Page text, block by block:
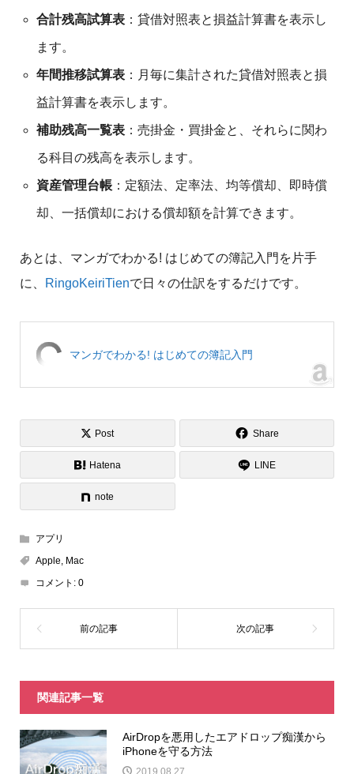
合計残高試算表：貸借対照表と損益計算書を表示し
ます。
年間推移試算表：月毎に集計された貸借対照表と損
益計算書を表示します。
補助残高一覧表：売掛金・買掛金と、それらに関わ
る科目の残高を表示します。
資産管理台帳：定額法、定率法、均等償却、即時償
却、一括償却における償却額を計算できます。
あとは、マンガでわかる! はじめての簿記入門を片手
に、
RingoKeiriTienで日々の仕訳をするだけです。
マンガでわかる! はじめての簿記入門
Post Share
Hatena LINE
note
アプリ
Apple, Mac
コメント: 0
関連記事一覧
AirDropを悪用したエアドロップ痴漢から
iPhoneを守る方法